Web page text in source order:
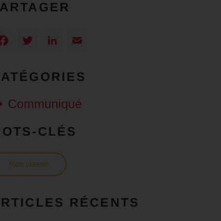
Facebook
TwitterLinkedIn
Communiqué
CLÉS
Non classé
RÉCENTS